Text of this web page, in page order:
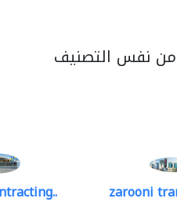
من نفس التصنيف
zarooni